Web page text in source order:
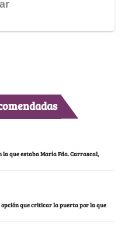
la que estaba María Fda. Carrascal,
opción que criticar la puerta por la que